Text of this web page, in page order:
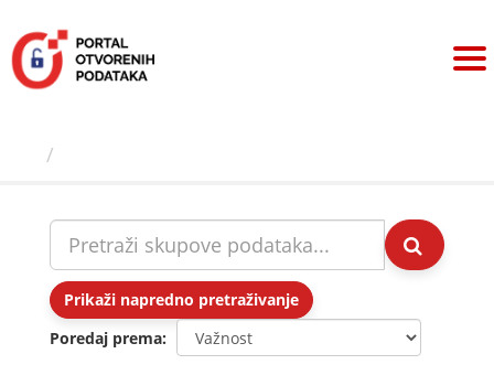
sadržaj
Prikaži napredno pretraživanje
Poredaj prema